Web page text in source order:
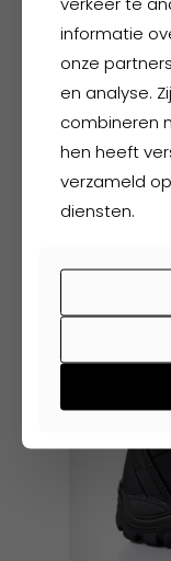
de
€64,95
€78,59
heeft
variaties.
optie
kan
gekozen
worden
informatie
onze
en analyse.
combineren
hen heeft
verzameld
diensten.